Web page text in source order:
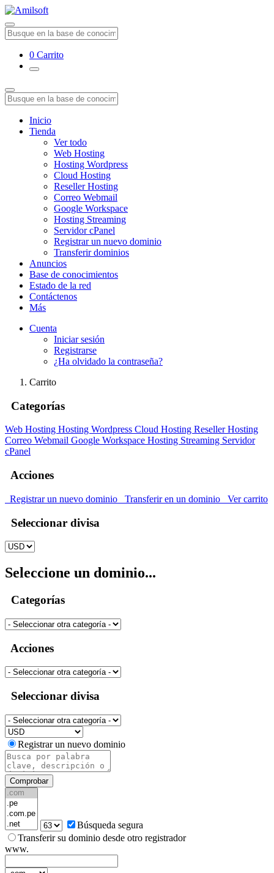
0 Carrito
Inicio
Tienda
Ver todo
Web Hosting
Hosting Wordpress
Cloud Hosting
Reseller Hosting
Correo Webmail
Google Workspace
Hosting Streaming
Servidor cPanel
Registrar un nuevo dominio
Transferir dominios
Anuncios
Base de conocimientos
Estado de la red
Contáctenos
Más
Cuenta
Iniciar sesión
Registrarse
¿Ha olvidado la contraseña?
Carrito
Categorías
Web Hosting Hosting Wordpress Cloud Hosting Reseller Hosting
Correo Webmail Google Workspace Hosting Streaming Servidor
cPanel
Acciones
Registrar un nuevo dominio Transferir en un dominio Ver carrito
Seleccionar divisa
Seleccione un dominio...
Categorías
Acciones
Seleccionar divisa
Registrar un nuevo dominio
Comprobar
Búsqueda segura
Transferir su dominio desde otro registrador
www.